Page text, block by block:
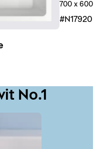
700 x 600
No.1